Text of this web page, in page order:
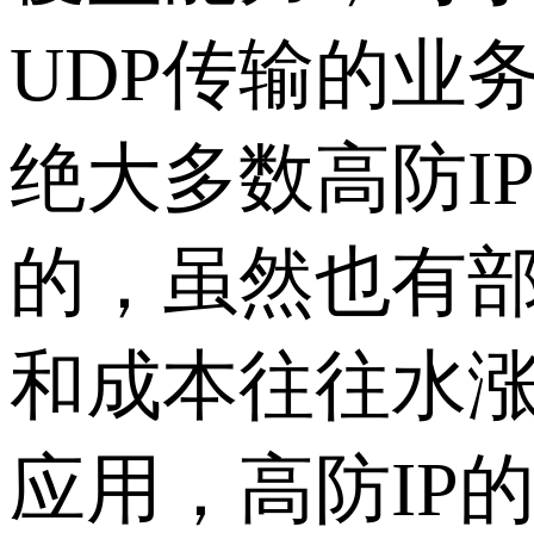
UDP传输的业
绝大多数高防
的，虽然也有
和成本往往水
应用，高防IP